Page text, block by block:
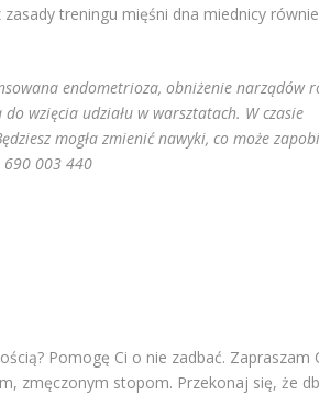
zasady treningu mięśni dna miednicy
endometrioza, obniżenie narządów
wzięcia udziału w warsztatach. W czasie
mogła zmienić nawyki, co może
690 003 440
Pomogę Ci o nie zadbać. Zapraszam
zmęczonym stopom. Przekonaj się, że